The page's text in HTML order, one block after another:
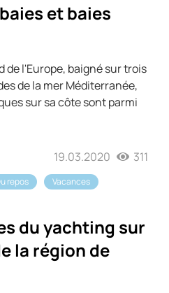
et baies
de l'Europe, baigné sur trois
de la mer Méditerranée,
sur sa côte sont parmi
19.03.2020 311
repos
Vacances
du yachting sur
la région de